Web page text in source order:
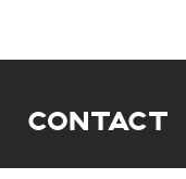
CONTACT